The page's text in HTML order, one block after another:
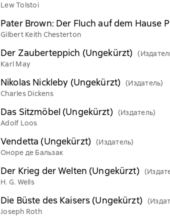
Lew Tolstoi
Pater Brown: Der Fluch auf dem Hause
Gilbert Keith Chesterton
Der Zauberteppich (Ungekürzt)
Karl May
Nikolas Nickleby (Ungekürzt) (Издатель)
Charles Dickens
Das Sitzmöbel (Ungekürzt) (Издатель)
Adolf Loos
Vendetta (Ungekürzt) (Издатель)
Оноре де Бальзак
Der Krieg der Welten (Ungekürzt)
H. G. Wells
Die Büste des Kaisers (Ungekürzt)
Joseph Roth